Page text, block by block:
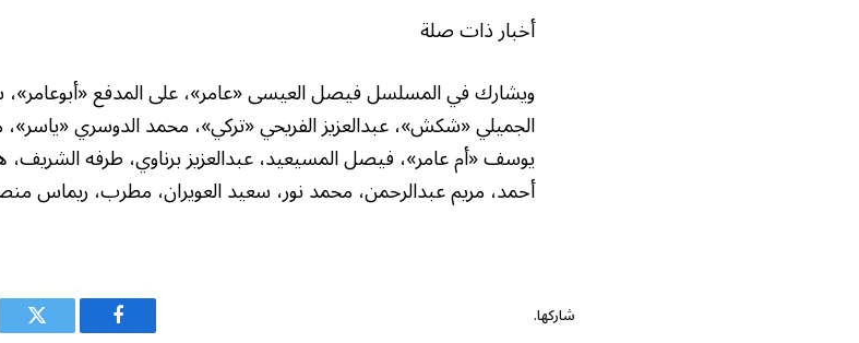
أخبار ذات صلة
ويشارك في المسلسل فيصل العيسى «عامر»، على المدفع
الجميلي «شكش»، عبدالعزيز الفريحي «تركي»، محمد الدوسري
يوسف «أم عامر»، فيصل المسيعيد، عبدالعزيز برناوي، طرفه
أحمد، مريم عبدالرحمن، محمد نور، سعيد العويران، مطرب، ريماس
شاركها.
فيسبوك تويتر